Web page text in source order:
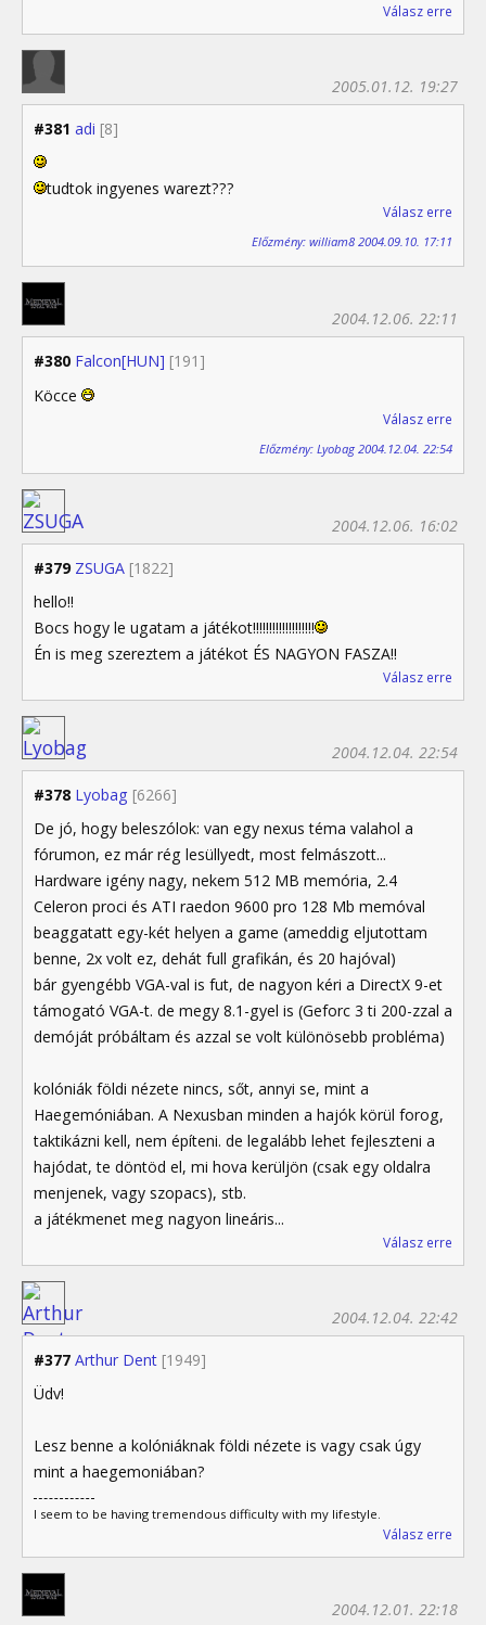
Válasz erre
#381 adi [8]
2005.01.12. 19:27
tudtok ingyenes warezt???
Válasz erre
Előzmény: william8 2004.09.10. 17:11
#380 Falcon[HUN] [191]
2004.12.06. 22:11
Köcce
Válasz erre
Előzmény: Lyobag 2004.12.04. 22:54
#379 ZSUGA [1822]
2004.12.06. 16:02
hello!!
Bocs hogy le ugatam a játékot!!!!!!!!!!!!!!!!!!!
Én is meg szereztem a játékot ÉS NAGYON FASZA!!
Válasz erre
#378 Lyobag [6266]
2004.12.04. 22:54
De jó, hogy beleszólok: van egy nexus téma valahol a
fórumon, ez már rég lesüllyedt, most felmászott...
Hardware igény nagy, nekem 512 MB memória, 2.4
Celeron proci és ATI raedon 9600 pro 128 Mb memóval
beaggatatt egy-két helyen a game (ameddig eljutottam
benne, 2x volt ez, dehát full grafikán, és 20 hajóval)
bár gyengébb VGA-val is fut, de nagyon kéri a DirectX 9-et
támogató VGA-t. de megy 8.1-gyel is (Geforc 3 ti 200-zzal a
demóját próbáltam és azzal se volt különösebb probléma)
kolóniák földi nézete nincs, sőt, annyi se, mint a
Haegemóniában. A Nexusban minden a hajók körül forog,
taktikázni kell, nem építeni. de legalább lehet fejleszteni a
hajódat, te döntöd el, mi hova kerüljön (csak egy oldalra
menjenek, vagy szopacs), stb.
a játékmenet meg nagyon lineáris...
Válasz erre
#377 Arthur Dent [1949]
2004.12.04. 22:42
Üdv!
Lesz benne a kolóniáknak földi nézete is vagy csak úgy
mint a haegemoniában?
I seem to be having tremendous difficulty with my lifestyle.
Válasz erre
2004.12.01. 22:18